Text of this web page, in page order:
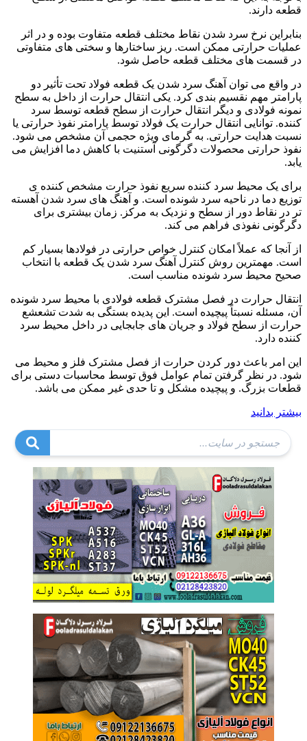
قطعه دارند.
بنابراین نرخ سرد شدن نقاط مختلف قطعه متفاوت بوده و در اثر
عملیات حرارتی ممکن است. ریز ساختارها و سختی های متفاوتی
در قسمت های مختلف قطعه حاصل شود.
در واقع می توان آهنگ سرد شدن یک قطعه فولاد تحت تأثیر دو
پارامتر مهم نقسیم بندی کرد. یکی انتقال حرارت از داخل به سطح
نمونه فولادی و دیگر انتقال حرارت از سطح قطعه توسط سرد
کننده. توانایی انتقال حرارت یک فولاد توسط پارامتر نفوذ حرارتی یا
نسبت هدایت حرارتی. به گرمای ویژه حجمی آن مشخص می شود.
نفوذ حرارتی محصولات دگرگونی آستنیت با کاهش دما افزایش می
یابد.
برای یک محیط سرد کننده سریع نفوذ حرارت مشخص کننده ی
توزیع دما در ناحیه سرد شونده است. و آهنگ های سرد شدن آهسته
تر در نقاط دور از سطح و نزدیک به مرکز. زمان بیشتری برای
دگرگونی نفوذی فراهم می کند.
از آنجا که عملاً امکان کنترل خواص حرارتی در فولادها بسیار کم
است. مهمترین روش کنترل آهنگ سرد شدن یک قطعه با انتخاب
صحیح محیط سرد شونده مناسب است.
انتقال حرارت در فصل مشترک قطعه فولادی با محیط سرد شونده
آن، مسئله نسبتاً پیچیده است. این پدیده بستگی به شدت تشعشع
حرارت از سطح فولاد و جریان های جابجایی در داخل محیط سرد
کننده دارد.
این امر باعث دور کردن حرارت از فصل مشترک فلز و محیط می
شود. در نظر گرفتن تمام عوامل فوق توسط محاسبات دستی برای
قطعات بزرگ. و پیچیده مشکل و تا حدی غیر ممکن می باشد.
بیشتر بدانید